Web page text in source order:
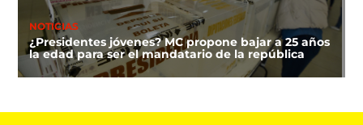
NOTICIAS
¿Presidentes jóvenes? MC propone bajar a 25 años
la edad para ser el mandatario de la república